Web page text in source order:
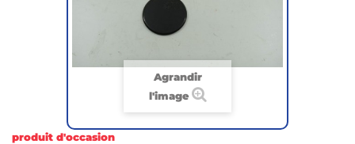
Agrandir
l'image
produit d'occasion